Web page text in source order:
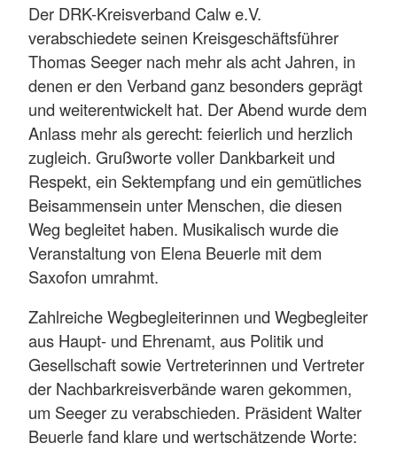
Der DRK-Kreisverband Calw e.V.
verabschiedete seinen Kreisgeschäftsführer
Thomas Seeger nach mehr als acht Jahren, in
denen er den Verband ganz besonders geprägt
und weiterentwickelt hat. Der Abend wurde dem
Anlass mehr als gerecht: feierlich und herzlich
zugleich. Grußworte voller Dankbarkeit und
Respekt, ein Sektempfang und ein gemütliches
Beisammensein unter Menschen, die diesen
Weg begleitet haben. Musikalisch wurde die
Veranstaltung von Elena Beuerle mit dem
Saxofon umrahmt.
Zahlreiche Wegbegleiterinnen und Wegbegleiter
aus Haupt- und Ehrenamt, aus Politik und
Gesellschaft sowie Vertreterinnen und Vertreter
der Nachbarkreisverbände waren gekommen,
um Seeger zu verabschieden. Präsident Walter
Beuerle fand klare und wertschätzende Worte: